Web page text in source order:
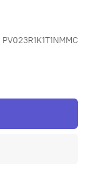
PV023R1K1T1NMMC